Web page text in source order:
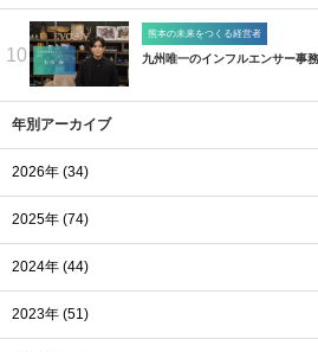
10
熊本の未来をつくる経営者
九州唯一のインフルエンサー事
年別アーカイブ
2026年 (34)
2025年 (74)
2024年 (44)
2023年 (51)